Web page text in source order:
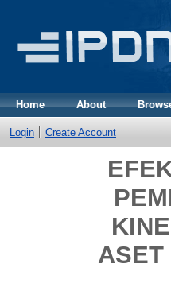
Home About
Login Create Account
ASET